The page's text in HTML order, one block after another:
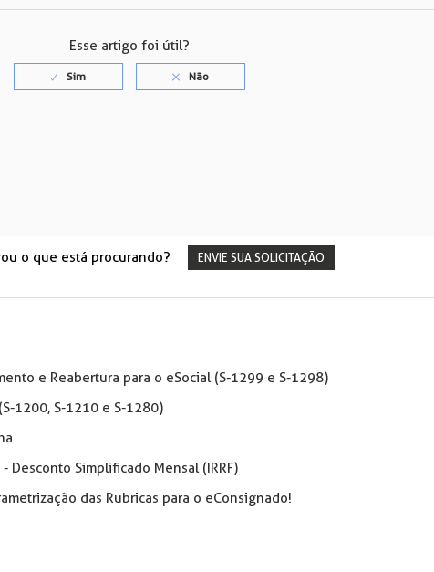
Esse artigo foi útil?
o que está procurando? ENVIE SUA SOLICITAÇÃO
e Reabertura para o eSocial (S-1299 e S-1298)
1200, S-1210 e S-1280)
Desconto Simplificado Mensal (IRRF)
das Rubricas para o eConsignado!